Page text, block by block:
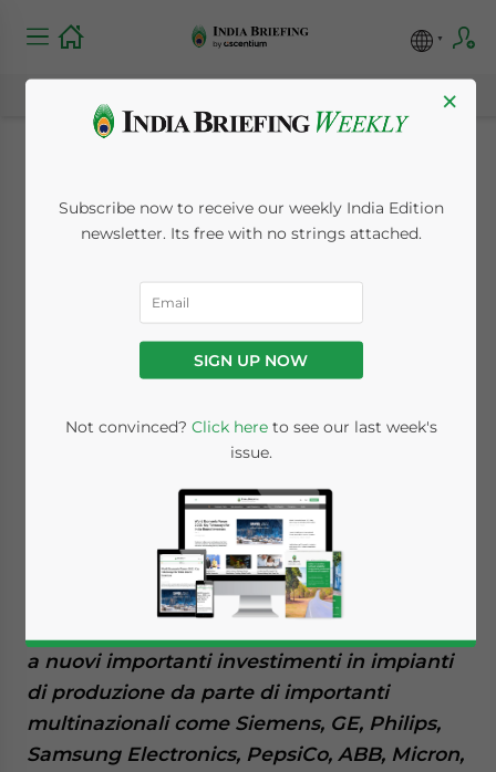
L’India come centro
manifatturiero
emergente: i fattori
che guidano la
crescita
India Briefing
a nuovi importanti investimenti in impianti
di produzione da parte di importanti
multinazionali come Siemens, GE, Philips,
Samsung Electronics, PepsiCo, ABB, Micron,
×
Subscribe now to receive our weekly India Edition
newsletter. Its free with no strings attached.
SIGN UP NOW
Not convinced? Click hereto see our last week's
issue.